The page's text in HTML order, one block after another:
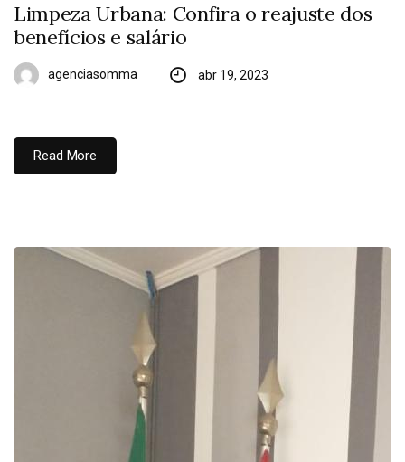
Limpeza Urbana: Confira o reajuste dos
benefícios e salário
agenciasomma abr 19, 2023
Read More